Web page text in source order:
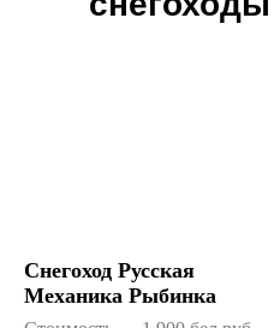
Снегоход Русская
Механика Рыбинка